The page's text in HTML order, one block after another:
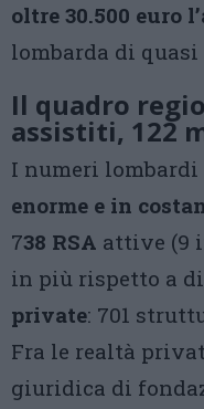
oltre 30.500 euro
lombarda di
Il quadro
assistiti, 122
I numeri
enorme e in
738 RSA attive (9
in più rispetto a
private: 701
Fra le realtà
giuridica di